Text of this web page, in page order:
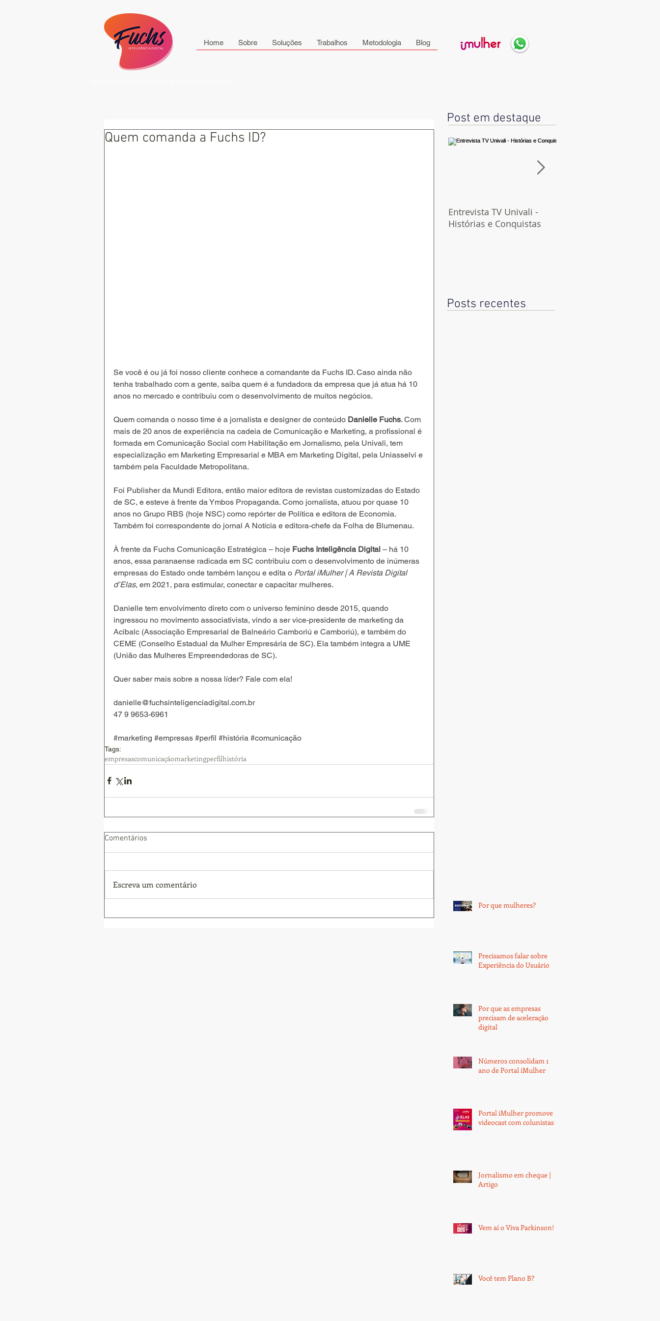
Home Sobre Soluções Trabalhos Metodologia Blog
Quem comanda a Fuchs ID?
Se você é ou já foi nosso cliente conhece a comandante da Fuchs ID. Caso ainda não
tenha trabalhado com a gente, saiba quem é a fundadora da empresa que já atua há 10
anos no mercado e contribuiu com o desenvolvimento de muitos negócios.
Quem comanda o nosso time é a jornalista e designer de conteúdo Danielle Fuchs. Com
mais de 20 anos de experiência na cadeia de Comunicação e Marketing, a profissional é
formada em Comunicação Social com Habilitação em Jornalismo, pela Univali, tem
especialização em Marketing Empresarial e MBA em Marketing Digital, pela Uniasselvi e
também pela Faculdade Metropolitana.
Foi Publisher da Mundi Editora, então maior editora de revistas customizadas do Estado
de SC, e esteve à frente da Ymbos Propaganda. Como jornalista, atuou por quase 10
anos no Grupo RBS (hoje NSC) como repórter de Política e editora de Economia.
Também foi correspondente do jornal A Notícia e editora-chefe da Folha de Blumenau.
À frente da Fuchs Comunicação Estratégica – hoje Fuchs Inteligência Digital – há 10
anos, essa paranaense radicada em SC contribuiu com o desenvolvimento de inúmeras
empresas do Estado onde também lançou e edita o Portal iMulher | A Revista Digital
d’Elas, em 2021, para estimular, conectar e capacitar mulheres.
Danielle tem envolvimento direto com o universo feminino desde 2015, quando
ingressou no movimento associativista, vindo a ser vice-presidente de marketing da
Acibalc (Associação Empresarial de Balneário Camboriú e Camboriú), e também do
CEME (Conselho Estadual da Mulher Empresária de SC). Ela também integra a UME
(União das Mulheres Empreendedoras de SC).
Quer saber mais sobre a nossa líder? Fale com ela!
danielle@fuchsinteligenciadigital.com.br
47 9 9653-6961
#marketing #empresas #perfil #história #comunicação
Tags:
empresascomunicaçãomarketingperfilhistória
Comentários
Escreva um comentário
Post em destaque
Entrevista TV Univali -
Histórias e Conquistas
Posts recentes
Por que mulheres?
Precisamos falar sobre
Experiência do Usuário
Por que as empresas
precisam de aceleração
digital
Números consolidam 1
ano de Portal iMulher
Portal iMulher promove
videocast com colunistas
Jornalismo em cheque |
Artigo
Vem aí o Viva Parkinson!
Você tem Plano B?